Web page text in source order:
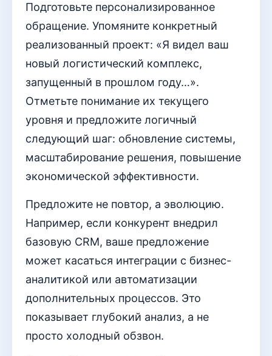
Подготовьте персонализированное
обращение. Упомяните конкретный
реализованный проект: «Я видел ваш
новый логистический комплекс,
запущенный в прошлом году…».
Отметьте понимание их текущего
уровня и предложите логичный
следующий шаг: обновление системы,
масштабирование решения, повышение
экономической эффективности.
Предложите не повтор, а эволюцию.
Например, если конкурент внедрил
базовую CRM, ваше предложение
может касаться интеграции с бизнес-
аналитикой или автоматизации
дополнительных процессов. Это
показывает глубокий анализ, а не
просто холодный обзвон.